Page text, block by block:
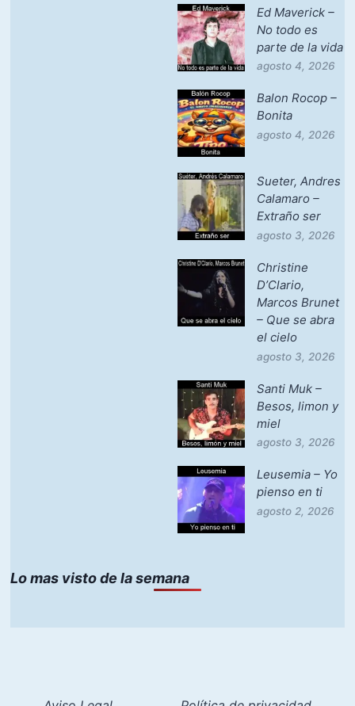
Ed Maverick –
No todo es
parte de la vida
agosto 4, 2026
Balon Rocop –
Bonita
agosto 4, 2026
Sueter, Andres
Calamaro –
Extraño ser
agosto 3, 2026
Christine
D’Clario,
Marcos Brunet
– Que se abra
el cielo
agosto 3, 2026
Santi Muk –
Besos, limon y
miel
agosto 3, 2026
Leusemia – Yo
pienso en ti
agosto 2, 2026
Lo mas visto de la semana